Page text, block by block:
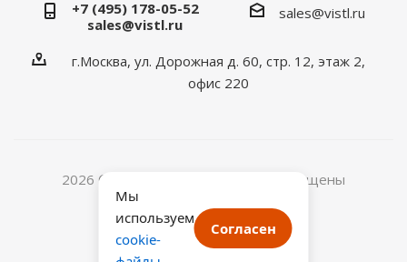
+7 (495) 178-05-52
sales@vistl.ru
sales@vistl.ru
г.Москва, ул. Дорожная д. 60, стр. 12, этаж 2,
офис 220
2026 © ООО ВИСТЛ. Все права защищены
ОГРН: 1187746067541
Мы
используем
cookie-
Согласен